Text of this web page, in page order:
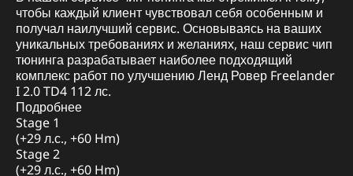
чтобы каждый клиент чувствовал себя особенным и
получал наилучший сервис. Основываясь на ваших
уникальных требованиях и желаниях, наш сервис чип
тюнинга разрабатывает наиболее подходящий
комплекс работ по улучшению Ленд Ровер Freelander
I 2.0 TD4 112 лс.
Подробнее
Stage 1
(+29 л.с., +60 Hm)
Stage 2
(+29 л.с., +60 Hm)